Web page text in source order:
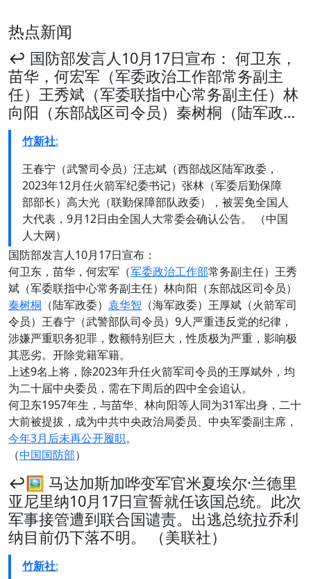
热点新闻
↩️ 国防部发言人10月17日宣布： 何卫东，
苗华，何宏军（军委政治工作部常务副主
任）王秀斌（军委联指中心常务副主任）林
向阳（东部战区司令员）秦树桐（陆军政…
竹新社:
王春宁（武警司令员）汪志斌（西部战区陆军政委，
2023年12月任火箭军纪委书记）张林（军委后勤保障
部部长）高大光（联勤保障部队政委），被罢免全国人
大代表，9月12日由全国人大常委会确认公告。 （中国
人大网）
国防部发言人10月17日宣布：
何卫东，苗华，何宏军（军委政治工作部常务副主任）王秀
斌（军委联指中心常务副主任）林向阳（东部战区司令员）
秦树桐 （陆军政委） 袁华智 （海军政委）王厚斌（火箭军司
令员）王春宁（武警部队司令员）9人严重违反党的纪律，
涉嫌严重职务犯罪，数额特别巨大，性质极为严重，影响极
其恶劣。开除党籍军籍。
上述9名上将，除2023年升任火箭军司令员的王厚斌外，均
为二十届中央委员，需在下周后的四中全会追认。
何卫东1957年生，与苗华、林向阳等人同为31军出身，二十
大前被提拔，成为中共中央政治局委员、中央军委副主席，
今年3月后未再公开履职。
（中国国防部）
↩️🖼 马达加斯加哗变军官米夏埃尔·兰德里
亚尼里纳10月17日宣誓就任该国总统。此次
军事接管遭到联合国谴责。出逃总统拉乔利
纳目前仍下落不明。 （美联社）
竹新社: